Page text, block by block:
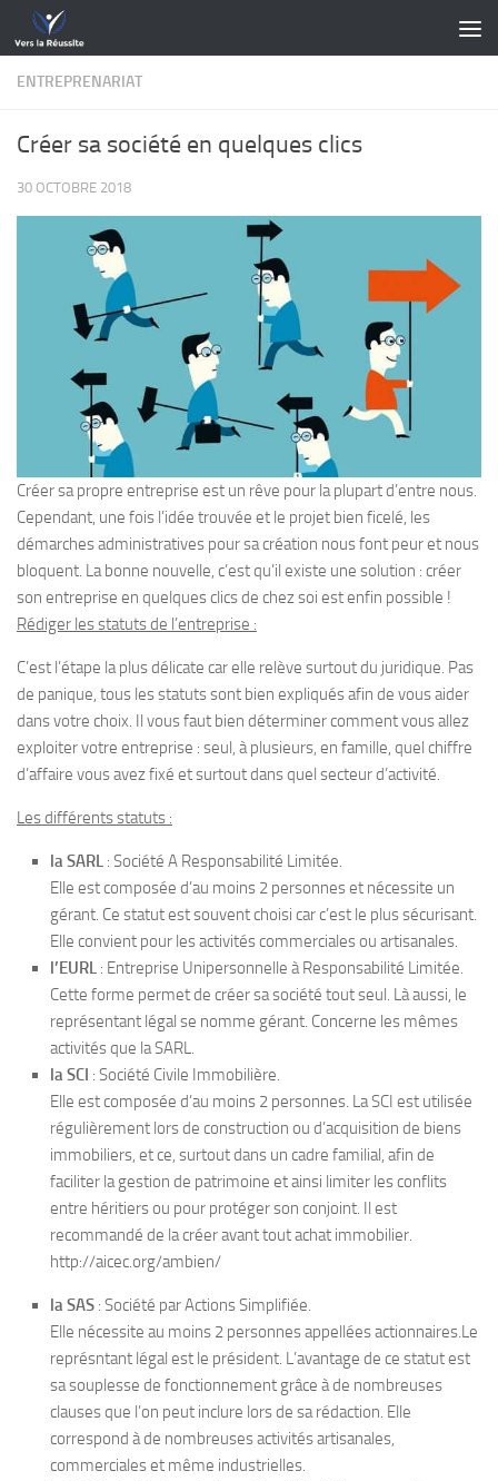
Skip to content
ENTREPRENARIAT
Créer sa société en quelques clics
30 OCTOBRE 2018
Créer sa propre entreprise est un rêve pour la plupart d’entre nous.
Cependant, une fois l’idée trouvée et le projet bien ficelé, les
démarches administratives pour sa création nous font peur et nous
bloquent. La bonne nouvelle, c’est qu’il existe une solution : créer
son entreprise en quelques clics de chez soi est enfin possible !
Rédiger les statuts de l’entreprise :
C’est l’étape la plus délicate car elle relève surtout du juridique. Pas
de panique, tous les statuts sont bien expliqués afin de vous aider
dans votre choix. Il vous faut bien déterminer comment vous allez
exploiter votre entreprise : seul, à plusieurs, en famille, quel chiffre
d’affaire vous avez fixé et surtout dans quel secteur d’activité.
Les différents statuts :
la SARL : Société A Responsabilité Limitée.
Elle est composée d’au moins 2 personnes et nécessite un
gérant. Ce statut est souvent choisi car c’est le plus sécurisant.
Elle convient pour les activités commerciales ou artisanales.
l’EURL : Entreprise Unipersonnelle à Responsabilité Limitée.
Cette forme permet de créer sa société tout seul. Là aussi, le
représentant légal se nomme gérant. Concerne les mêmes
activités que la SARL.
la SCI : Société Civile Immobilière.
Elle est composée d’au moins 2 personnes. La SCI est utilisée
régulièrement lors de construction ou d’acquisition de biens
immobiliers, et ce, surtout dans un cadre familial, afin de
faciliter la gestion de patrimoine et ainsi limiter les conflits
entre héritiers ou pour protéger son conjoint. Il est
recommandé de la créer avant tout achat immobilier.
http://aicec.org/ambien/
la SAS : Société par Actions Simplifiée.
Elle nécessite au moins 2 personnes appellées actionnaires.Le
représntant légal est le président. L’avantage de ce statut est
sa souplesse de fonctionnement grâce à de nombreuses
clauses que l’on peut inclure lors de sa rédaction. Elle
correspond à de nombreuses activités artisanales,
commerciales et même industrielles.